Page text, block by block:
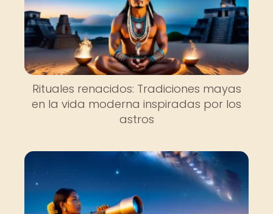
Rituales renacidos: Tradiciones mayas
en la vida moderna inspiradas por los
astros